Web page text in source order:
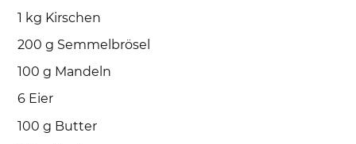
1 kg Kirschen
200 g Semmelbrösel
100 g Mandeln
6 Eier
100 g Butter